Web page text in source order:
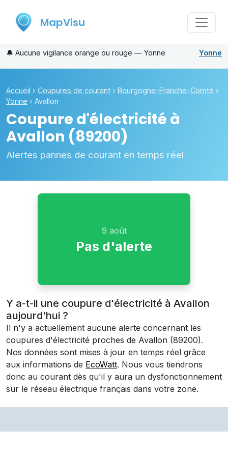
MapVisu
🔔 Aucune vigilance orange ou rouge — Yonne Yonne
Accueil › Coupures de courant › Bourgogne-Franche-Comté ›
Yonne › Avallon
Coupure d'électricité à
Avallon (89200)
Alertes pannes de courant en temps réel
9 août
Pas d'alerte
Y a-t-il une coupure d'électricité à Avallon
aujourd'hui ?
Il n'y a actuellement aucune alerte concernant les
coupures d'électricité proches de Avallon (89200).
Nos données sont mises à jour en temps réel grâce
aux informations de EcoWatt. Nous vous tiendrons
donc au courant dès qu'il y aura un dysfonctionnement
sur le réseau électrique français dans votre zone.